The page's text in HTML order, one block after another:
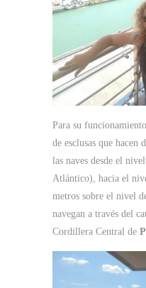
Para su
de esclusas que hacen
las naves desde el
Atlántico), hacia el
metros sobre el nivel
navegan a través del
Cordillera Central de